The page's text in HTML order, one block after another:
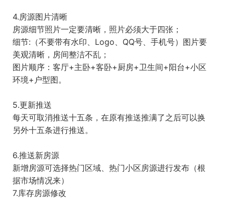
4.房源图片清晰
房源细节照片一定要清晰，照片必须大于四张；
细节:（不要带有水印、Logo、QQ号、手机号）图片要
美观清晰，房间整洁不乱；
图片顺序：客厅+主卧+客卧+厨房+卫生间+阳台+小区
环境+户型图。
5.更新推送
每天可取消推送十五条，在原有推送推满了之后可以换
另外十五条进行推送。
6.推送新房源
新增房源可选择热门区域、热门小区房源进行发布（根
据市场情况来）
7.库存房源修改